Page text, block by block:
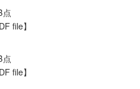
点
file】
点
file】